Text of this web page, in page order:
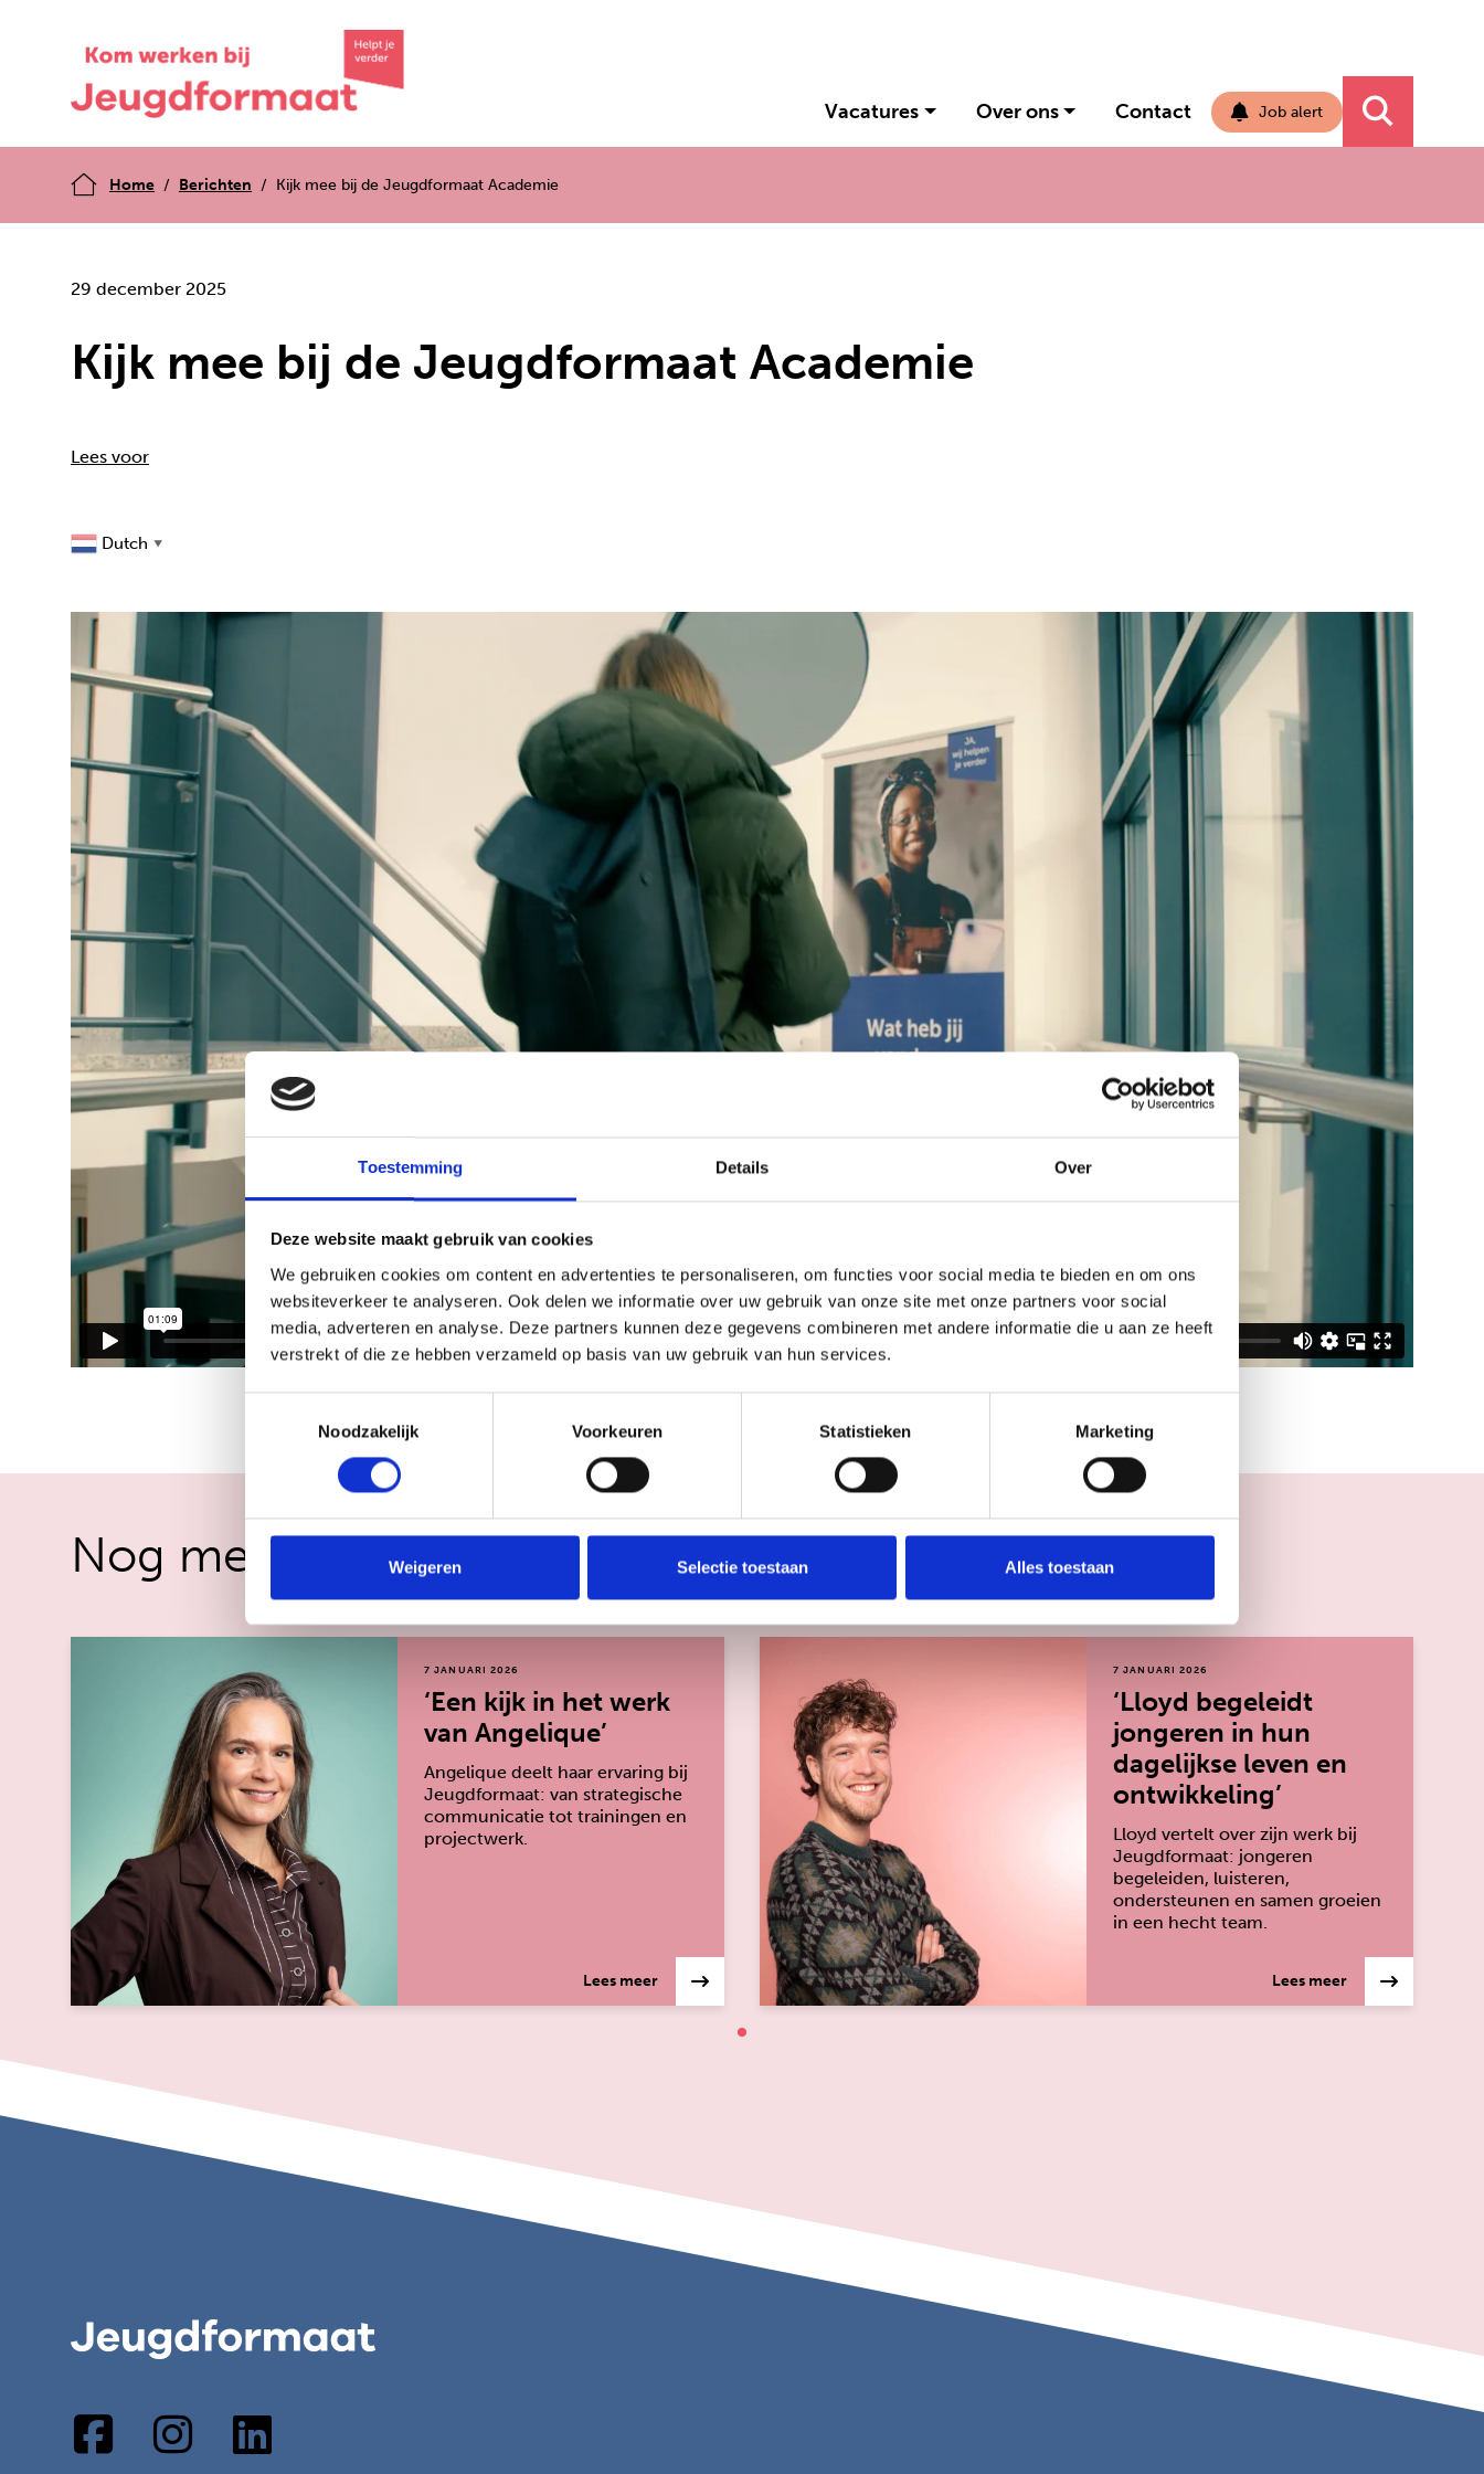
Toestemming Details Over
Deze website maakt gebruik van cookies
We gebruiken cookies om content en advertenties te personaliseren, om functies voor social media te bieden en om ons
websiteverkeer te analyseren. Ook delen we informatie over uw gebruik van onze site met onze partners voor social
media, adverteren en analyse. Deze partners kunnen deze gegevens combineren met andere informatie die u aan ze heeft
verstrekt of die ze hebben verzameld op basis van uw gebruik van hun services.
Noodzakelijk
Voorkeuren Statistieken Marketing
Weigeren Selectie toestaan Alles toestaan
Home Berichten Kijk mee bij de Jeugdformaat Academie
29 december 2025
Kijk mee bij de Jeugdformaat Academie
Lees voor
Dutch ▼
Nog meer om naar te kijken
‘Een kijk in het werk
van Angelique’
7 JANUARI 2026
Angelique deelt haar ervaring bij
Jeugdformaat: van strategische
communicatie tot trainingen en
projectwerk.
Lees meer
over: ‘Een kijk in het werk van Angelique’
‘Lloyd begeleidt
jongeren in hun
dagelijkse leven en
ontwikkeling’
7 JANUARI 2026
Lloyd vertelt over zijn werk bij
Jeugdformaat: jongeren
begeleiden, luisteren,
ondersteunen en samen groeien
in een hecht team.
Lees meer
Vacatures Over ons Contact Job alert